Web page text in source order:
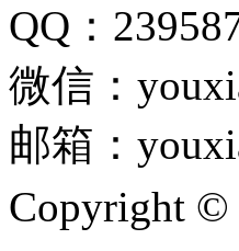
QQ：
微信：
邮箱：
Copyright ©